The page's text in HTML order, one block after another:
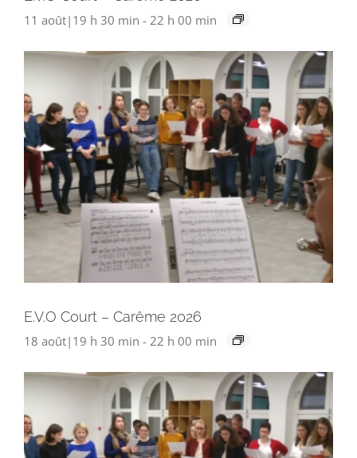
11 août|19 h 30 min - 22 h 00 min
E.V.O Court – Carême 2026
18 août|19 h 30 min - 22 h 00 min